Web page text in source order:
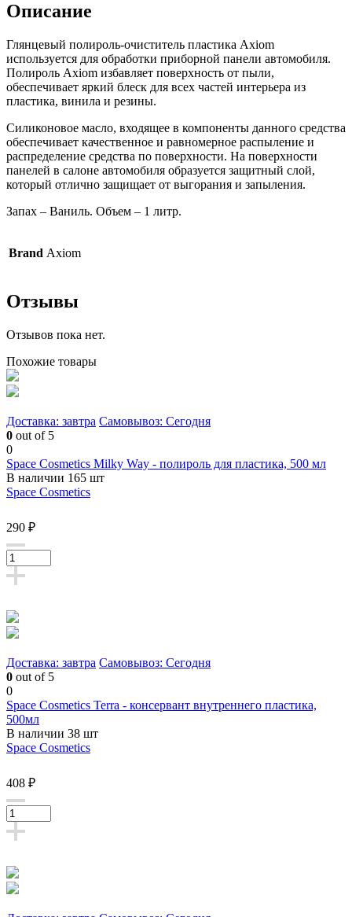
Описание
Глянцевый полироль-очиститель пластика Axiom
используется для обработки приборной панели автомобиля.
Полироль Axiom избавляет поверхность от пыли,
обеспечивает яркий блеск для всех частей интерьера из
пластика, винила и резины.
Силиконовое масло, входящее в компоненты данного средства
обеспечивает качественное и равномерное распыление и
распределение средства по поверхности. На поверхности
панелей в салоне автомобиля образуется защитный слой,
который отлично защищает от выгорания и запыления.
Запах – Ваниль. Объем – 1 литр.
Brand Axiom
Отзывы
Отзывов пока нет.
Похожие товары
Доставка: завтра Самовывоз: Сегодня
0 out of 5
0
Space Cosmetics Milky Way - полироль для пластика, 500 мл
В наличии 165 шт
Space Cosmetics
290 ₽
Доставка: завтра Самовывоз: Сегодня
0 out of 5
0
Space Cosmetics Terra - консервант внутреннего пластика,
500мл
В наличии 38 шт
Space Cosmetics
408 ₽